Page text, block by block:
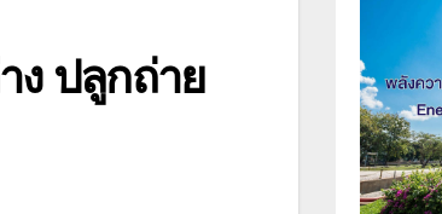
ง ปลูกถ่าย